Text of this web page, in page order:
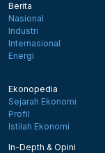
Berita
Nasional
Industri
Internasional
Energi
Ekonopedia
Sejarah Ekonomi
Profil
Istilah Ekonomi
In-Depth & Opini